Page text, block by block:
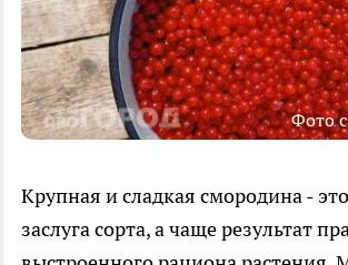
Фото
Крупная и сладкая смородина -
заслуга сорта, а чаще результат